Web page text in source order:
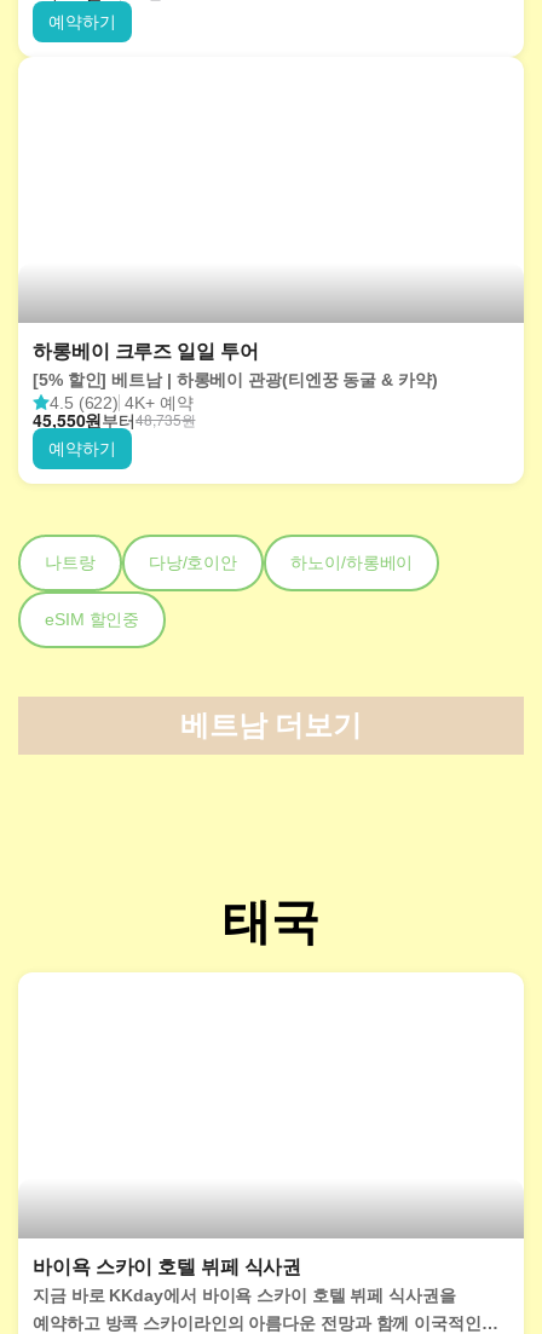
예약하기
하롱베이 크루즈 일일 투어
[5% 할인] 베트남 | 하롱베이 관광(티엔꿍 동굴 & 카약)
4.5 (622) 4K+ 예약
원
45,550 부터 원
48,735
예약하기
나트랑 다낭/호이안 하노이/하롱베이
eSIM 할인중
베트남 더보기
태국
바이욕 스카이 호텔 뷔페 식사권
지금 바로 KKday에서 바이욕 스카이 호텔 뷔페 식사권을
예약하고 방콕 스카이라인의 아름다운 전망과 함께 이국적인